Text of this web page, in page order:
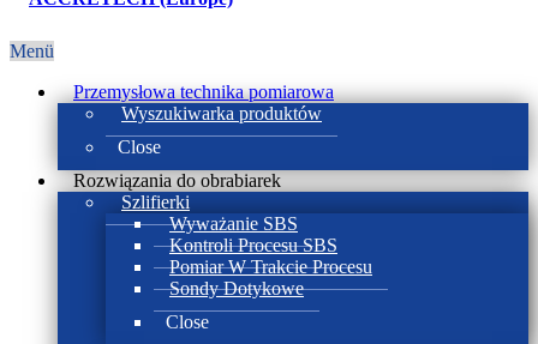
Menü
Przemysłowa technika pomiarowa
Wyszukiwarka produktów
Close
Rozwiązania do obrabiarek
Szlifierki
Wyważanie SBS
Kontroli Procesu SBS
Pomiar W Trakcie Procesu
Sondy Dotykowe
Close